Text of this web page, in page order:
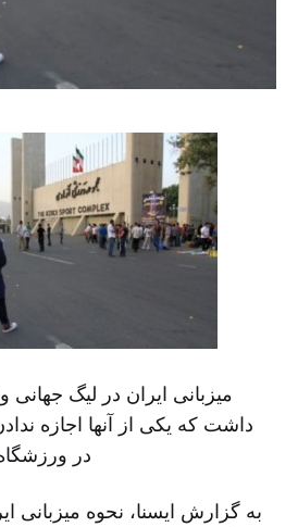
میزبانی ایران در لیگ جهانی
داشت که یکی از آنها اجازه
در
به گزارش ایسنا، نحوه